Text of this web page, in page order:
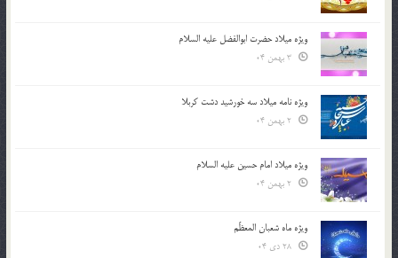
ویژه میلاد حضرت ابوالفضل علیه السلام
ویژه نامه میلاد سه خورشید دشت کربلا
ویژه میلاد امام حسین علیه السلام
ویژه ماه شعبان المعظّم